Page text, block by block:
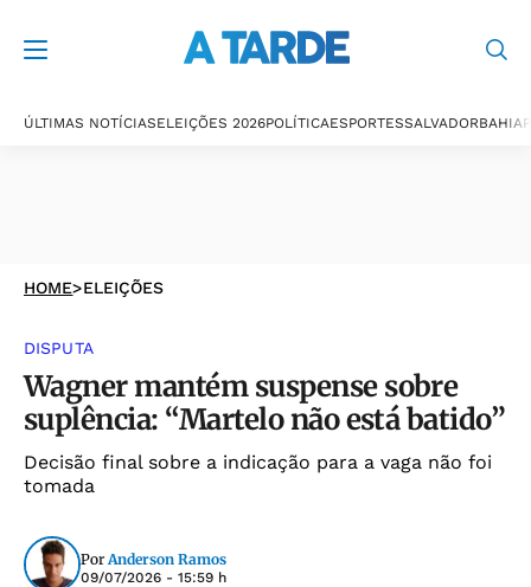
ÚLTIMAS NOTÍCIASELEIÇÕES 2026POLÍTICAESPORTESSALVADORBAHIA
HOME>ELEIÇÕES
DISPUTA
Wagner mantém suspense sobre
suplência: “Martelo não está batido”
Decisão final sobre a indicação para a vaga não foi
tomada
Por Anderson Ramos
09/07/2026 - 15:59 h